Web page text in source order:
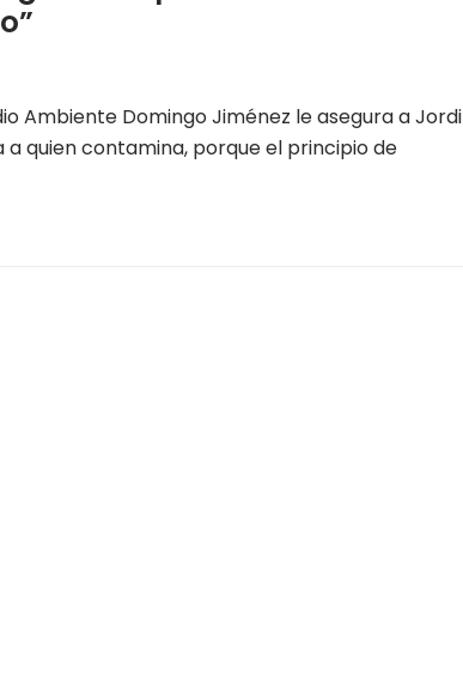
Ambiente Domingo Jiménez le asegura a Jordi
a quien contamina, porque el principio de